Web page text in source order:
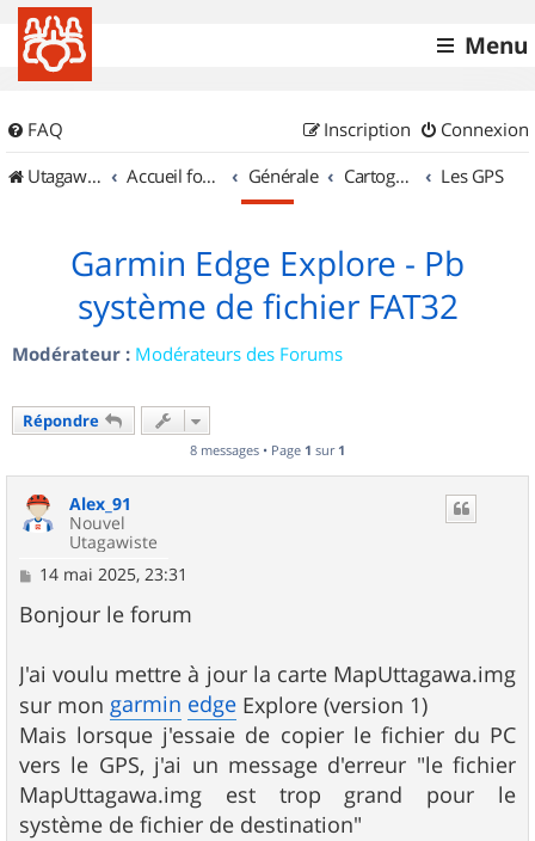
Menu
FAQ Connexion
Inscription
UtagawaVTT (Randos VTT et VTTAE avec traces GPS)
Accueil forum Générale Cartographie et GPS Les GPS
Garmin Edge Explore - Pb
système de fichier FAT32
Modérateur : Modérateurs des Forums
Répondre
8 messages • Page 1 sur 1
Alex_91
Nouvel
Utagawiste
M
s
s
g
e
14 mai 2025, 23:31
Bonjour le forum
J'ai voulu mettre à jour la carte MapUttagawa.img
sur mon garmin edge Explore (version 1)
Mais lorsque j'essaie de copier le fichier du PC
vers le GPS, j'ai un message d'erreur "le fichier
MapUttagawa.img est trop grand pour le
système de fichier de destination"